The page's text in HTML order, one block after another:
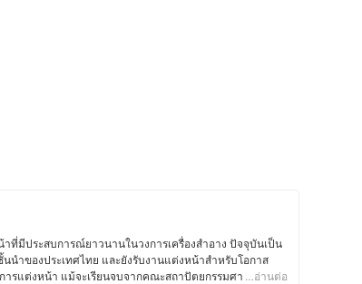
มีประสบการณ์ยาวนานในวงการเครื่องสำอาง ปัจจุบันเป็น
ำของประเทศไทย และยังรับงานแต่งหน้าสำหรับโอกาส
รแต่งหน้า แม้จะเรียนจบจากคณะสถาปัตยกรรมศาสตร์…อ่านต่อ